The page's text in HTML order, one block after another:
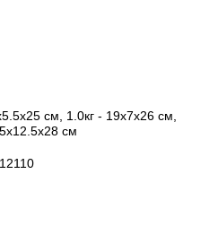
см, 1.0кг - 19х7х26 см,
см